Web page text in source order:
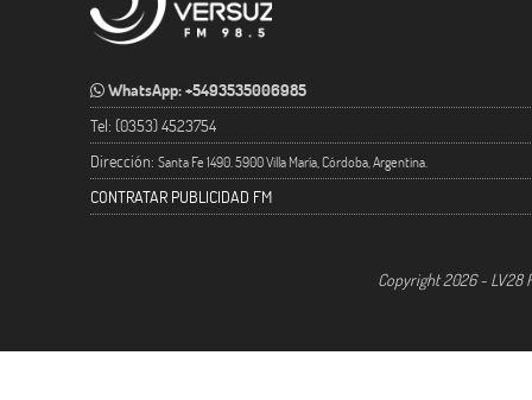
WhatsApp: +5493535006985
Tel: (0353) 4523754
Dirección: Santa Fe 1490. 5900 Villa María, Córdoba, Argentina.
CONTRATAR PUBLICIDAD FM
Copyright 2026 - LV28